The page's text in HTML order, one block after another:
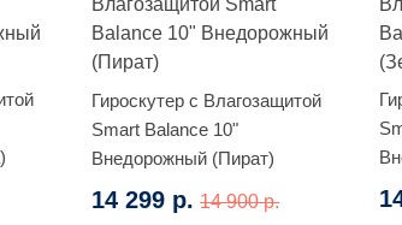
Гироскутер с Влагозащитой
Smart Balance 10"
Внедорожный (Пират)
14 299 р. 14 900 р.